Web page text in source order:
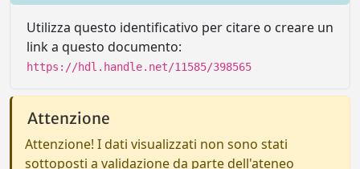
Utilizza questo identificativo per citare o creare un
link a questo documento:
https://hdl.handle.net/11585/398565
Attenzione
Attenzione! I dati visualizzati non sono stati
sottoposti a validazione da parte dell'ateneo